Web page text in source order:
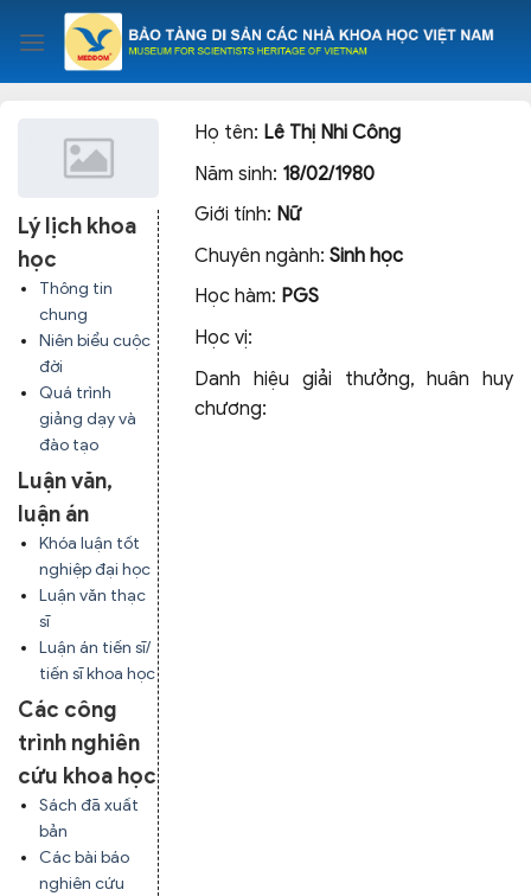
content
Lý lịch khoa
học
Thông tin
chung
Niên biểu cuộc
đời
Quá trình
giảng dạy và
đào tạo
Luận văn,
luận án
Khóa luận tốt
nghiệp đại học
Luận văn thạc
sĩ
Luận án tiến sĩ/
tiến sĩ khoa học
Các công
trình nghiên
cứu khoa học
Sách đã xuất
bản
Các bài báo
nghiên cứu
Họ tên: Lê Thị Nhi Công
Năm sinh: 18/02/1980
Giới tính: Nữ
Chuyên ngành:Sinh học
Học hàm: PGS
Học vị:
Danh hiệu giải thưởng, huân huy
chương: